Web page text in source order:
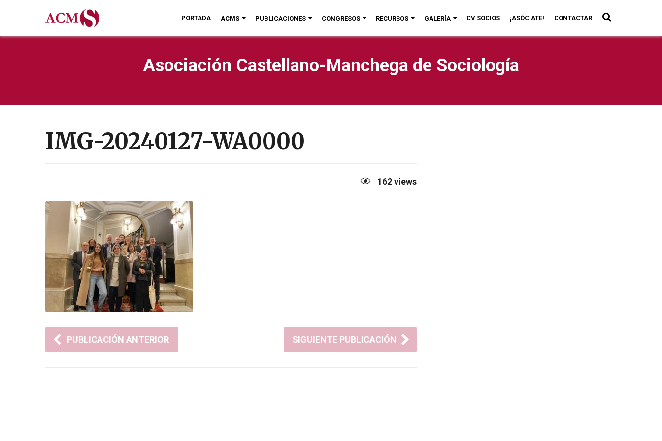
PORTADA ACMS PUBLICACIONES CONGRESOS RECURSOS GALERÍA CV SOCIOS ¡ASÓCIATE! CONTACTAR
Asociación Castellano-Manchega de Sociología
IMG-20240127-WA0000
162views
PUBLICACIÓN ANTERIOR SIGUIENTE PUBLICACIÓN